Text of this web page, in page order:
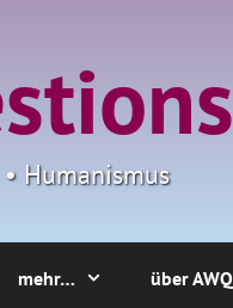
Humanismus
mehr… über AWQ